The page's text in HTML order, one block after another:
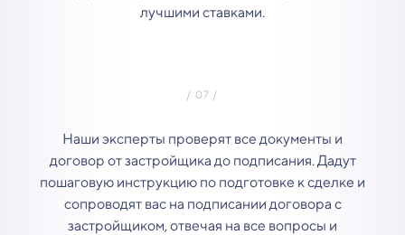
лучшими ставками.
Наши эксперты проверят все документы и
договор от застройщика до подписания. Дадут
пошаговую инструкцию по подготовке к сделке и
сопроводят вас на подписании договора с
застройщиком, отвечая на все вопросы и